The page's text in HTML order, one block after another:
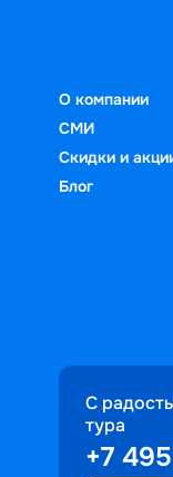
О компании
СМИ
Скидки и
Блог
С
тура
+7